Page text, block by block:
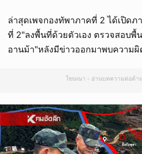
ล่าสุดเพจกองทัพาภาคที่ 2 ได้เปิด
ที่ 2"ลงพื้นที่ด้วยตัวเอง ตรวจสอบพื้
อานม้า"หลังมีข่าวออกมาพบความผิ
โฆษณา - อ่านบทความต่อด้า